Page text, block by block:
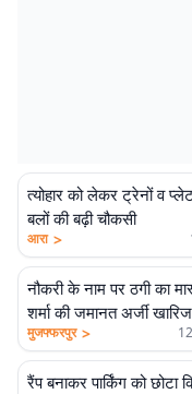
त्योहार को लेकर ट्रेनों व
बलों की बढ़ी चौकसी
आरा >
नौकरी के नाम पर ठगी का
शर्मा की जमानत अर्जी खारिज
मुजफ्फरपुर >
रैंप बनाकर पार्किंग को